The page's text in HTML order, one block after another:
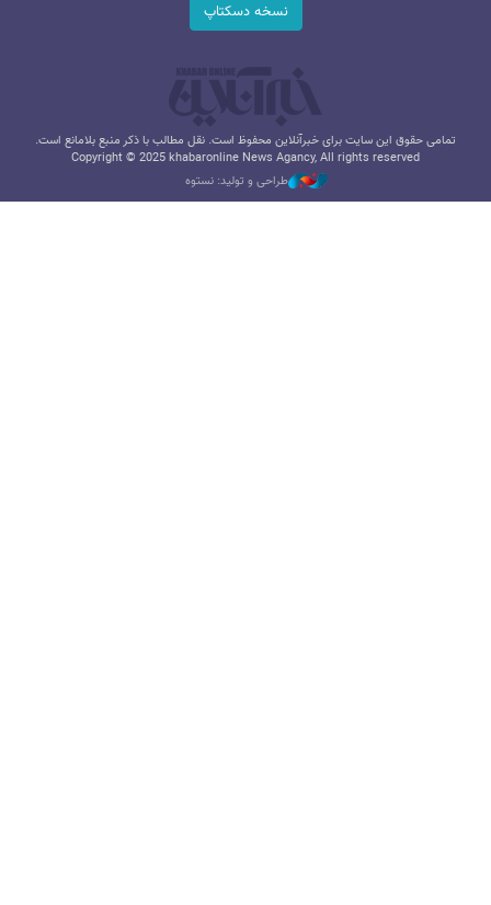
نسخه دسکتاپ
تمامی حقوق این سایت برای خبرآنلاین محفوظ است. نقل مطالب با ذکر منبع بلامانع است.
Copyright © 2025 khabaronline News Agancy, All rights reserved
طراحی و تولید: نستوه